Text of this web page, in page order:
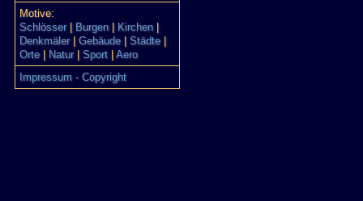
Motive:
Schlösser| Burgen| Kirchen|
Denkmäler| Gebäude| Städte|
Orte| Natur| Sport
Aero
Impressum - Copyright